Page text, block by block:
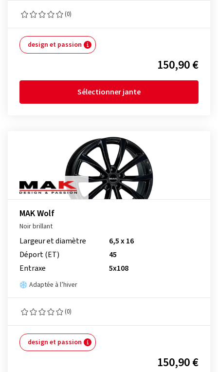
(0)
design et passion
150,90 €
Sélectionner jante
MAK Wolf
Noir brillant
Largeur et diamètre
6,5 x 16
Déport (ET)
45
Entraxe
5x108
Adaptée à l’hiver
(0)
design et passion
150,90 €